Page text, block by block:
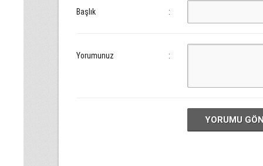
Başlık :
Yorumunuz :
YORUMU